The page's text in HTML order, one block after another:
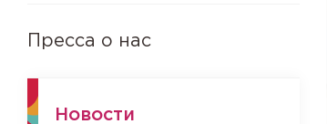
Пресса о нас
Новости